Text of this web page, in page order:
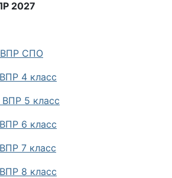
2027
ВПР СПО
4 класс
5 класс
6 класс
7 класс
8 класс